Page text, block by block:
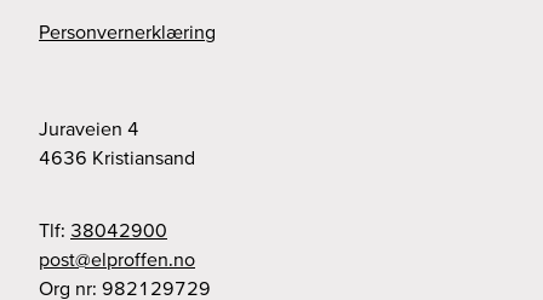
Juraveien 4
4636 Kristiansand
Tlf: 38042900
on.nefforple@tsop
Org nr: 982129729
Personvernerklæring